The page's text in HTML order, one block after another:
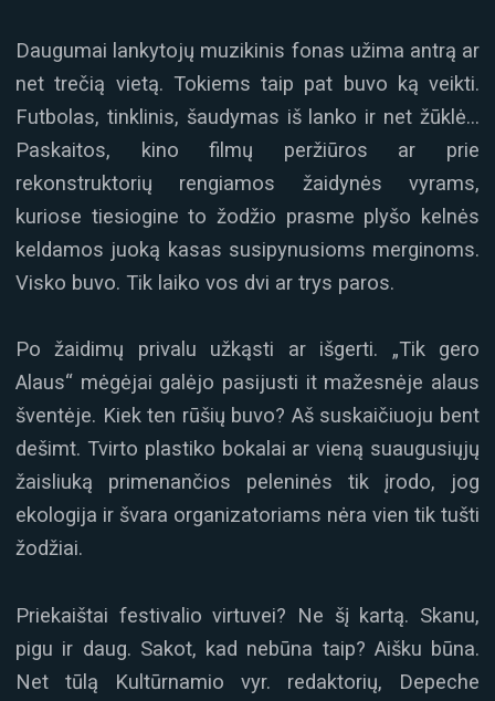
Daugumai lankytojų muzikinis fonas užima antrą ar
net trečią vietą. Tokiems taip pat buvo ką veikti.
Futbolas, tinklinis, šaudymas iš lanko ir net žūklė…
Paskaitos, kino filmų peržiūros ar prie
rekonstruktorių rengiamos žaidynės vyrams,
kuriose tiesiogine to žodžio prasme plyšo kelnės
keldamos juoką kasas susipynusioms merginoms.
Visko buvo. Tik laiko vos dvi ar trys paros.
Po žaidimų privalu užkąsti ar išgerti. „Tik gero
Alaus“ mėgėjai galėjo pasijusti it mažesnėje alaus
šventėje. Kiek ten rūšių buvo? Aš suskaičiuoju bent
dešimt. Tvirto plastiko bokalai ar vieną suaugusiųjų
žaisliuką primenančios peleninės tik įrodo, jog
ekologija ir švara organizatoriams nėra vien tik tušti
žodžiai.
Priekaištai festivalio virtuvei? Ne šį kartą. Skanu,
pigu ir daug. Sakot, kad nebūna taip? Aišku būna.
Net tūlą Kultūrnamio vyr. redaktorių, Depeche